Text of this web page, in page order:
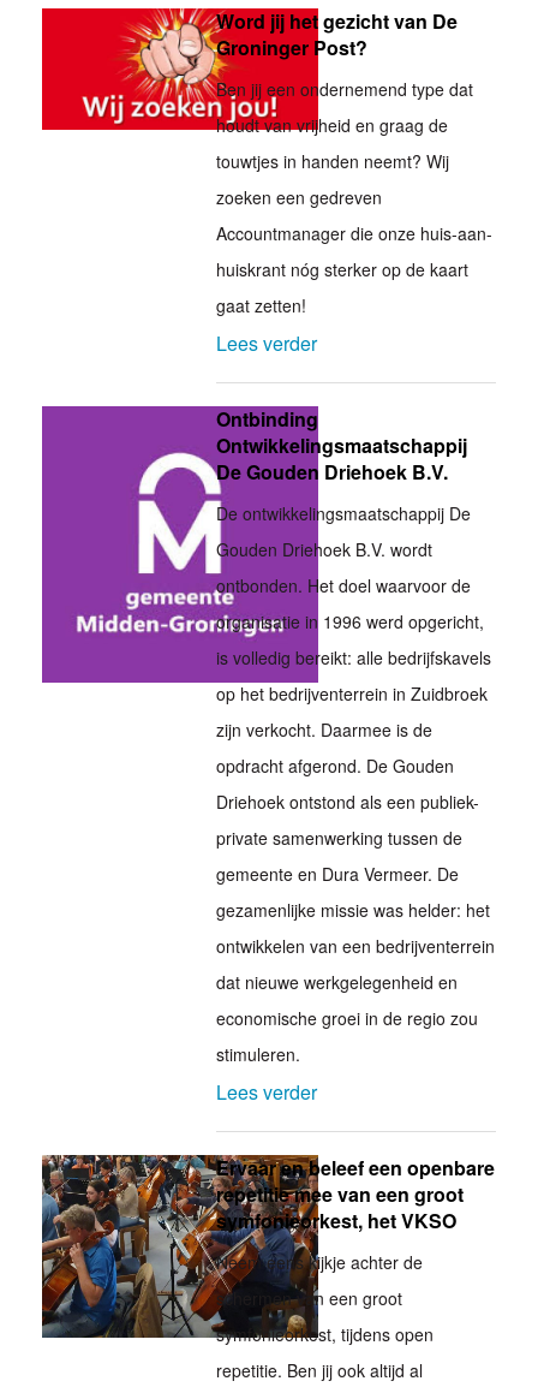
Word jij het gezicht van De
Groninger Post?
Ben jij een ondernemend type dat
houdt van vrijheid en graag de
touwtjes in handen neemt? Wij
zoeken een gedreven
Accountmanager die onze huis-aan-
huiskrant nóg sterker op de kaart
gaat zetten!
Lees verder
Ontbinding
Ontwikkelingsmaatschappij
De Gouden Driehoek B.V.
De ontwikkelingsmaatschappij De
Gouden Driehoek B.V. wordt
ontbonden. Het doel waarvoor de
organisatie in 1996 werd opgericht,
is volledig bereikt: alle bedrijfskavels
op het bedrijventerrein in Zuidbroek
zijn verkocht. Daarmee is de
opdracht afgerond. De Gouden
Driehoek ontstond als een publiek-
private samenwerking tussen de
gemeente en Dura Vermeer. De
gezamenlijke missie was helder: het
ontwikkelen van een bedrijventerrein
dat nieuwe werkgelegenheid en
economische groei in de regio zou
stimuleren.
Lees verder
Ervaar en beleef een openbare
repetitie mee van een groot
symfonieorkest, het VKSO
Neem eens kijkje achter de
schermen van een groot
symfonieorkest, tijdens open
repetitie. Ben jij ook altijd al